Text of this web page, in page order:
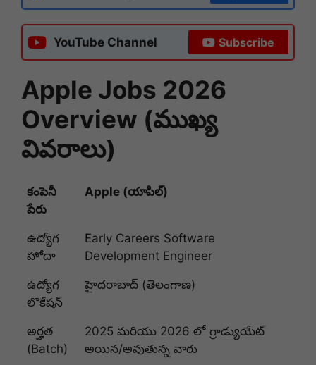
YouTube Channel Subscribe
Apple Jobs 2026
Overview (ముఖ్య
వివరాలు)
కంపెనీ
పేరు
Apple (యాపిల్)
ఉద్యోగ
హోదా
Early Careers Software
Development Engineer
ఉద్యోగ
లొకేషన్
హైదరాబాద్ (తెలంగాణ)
అర్హత
(Batch)
2025 మరియు 2026 లో గ్రాడ్యుయేట్
అయిన/అవుతున్న వారు